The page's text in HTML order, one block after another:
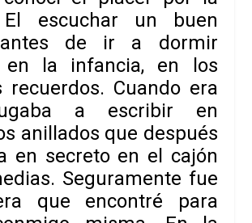
El escuchar un buen
de ir a dormir
en la infancia, en los
recuerdos. Cuando era
a escribir en
anillados que después
en secreto en el cajón
Seguramente fue
que encontré para